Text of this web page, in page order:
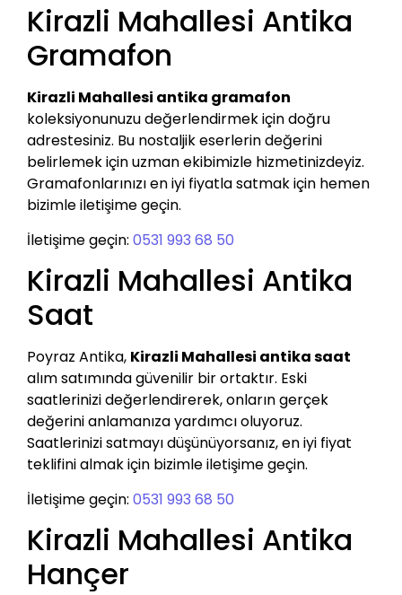
Kirazli Mahallesi Antika
Gramafon
Kirazli Mahallesi antika gramafon
koleksiyonunuzu değerlendirmek için doğru
adrestesiniz. Bu nostaljik eserlerin değerini
belirlemek için uzman ekibimizle hizmetinizdeyiz.
Gramafonlarınızı en iyi fiyatla satmak için hemen
bizimle iletişime geçin.
İletişime geçin: 0531 993 68 50
Kirazli Mahallesi Antika
Saat
Poyraz Antika, Kirazli Mahallesi antika saat
alım satımında güvenilir bir ortaktır. Eski
saatlerinizi değerlendirerek, onların gerçek
değerini anlamanıza yardımcı oluyoruz.
Saatlerinizi satmayı düşünüyorsanız, en iyi fiyat
teklifini almak için bizimle iletişime geçin.
İletişime geçin: 0531 993 68 50
Kirazli Mahallesi Antika
Hançer